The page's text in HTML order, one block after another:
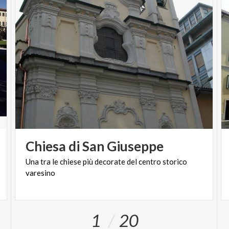
conosce da sempre. Pensato per un pubblico di tutte
le età, Belle e la Bestia – Il Musical è uno spettacolo
che unisce meraviglia visiva e coinvolgimento
emotivo: accessibile alle famiglie, ma capace di
offrire profondità e intensità tali da conquistare
anche lo spettatore più esigente.
Una produzione che conferma la Compagnia
dell’ORA come una delle realtà più solide e
ambiziose del panorama teatrale italiano.
TRAMA
In un castello lontano un giovane principe, punito per
confondono come un sogno lontano, come se il
Chiesa diSan Giuseppe
Unatra lechiesepiùdecoratedelcentro storico
varesino
1 20